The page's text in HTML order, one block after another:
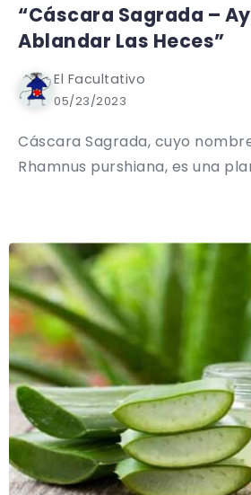
“Cáscara Sagrada –
Ablandar Las Heces”
El Facultativo
05/23/2023
Cáscara Sagrada, cuyo
Rhamnus purshiana, es una